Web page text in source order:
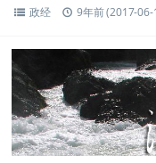
政经 9年前 (2017-06-